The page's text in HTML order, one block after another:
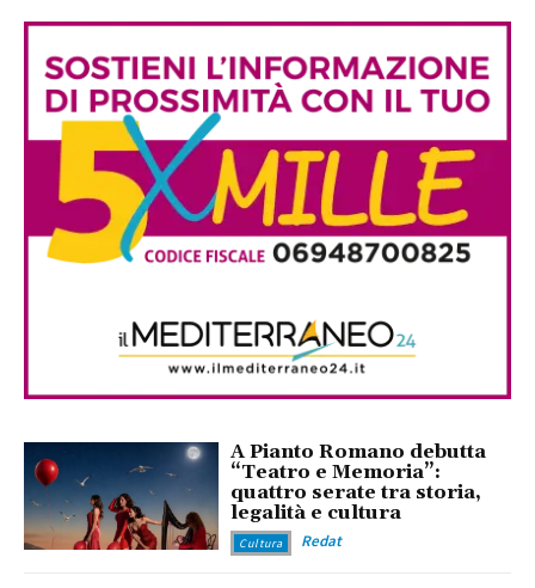
A Pianto Romano debutta
“Teatro e Memoria”:
quattro serate tra storia,
legalità e cultura
Cultura Redat